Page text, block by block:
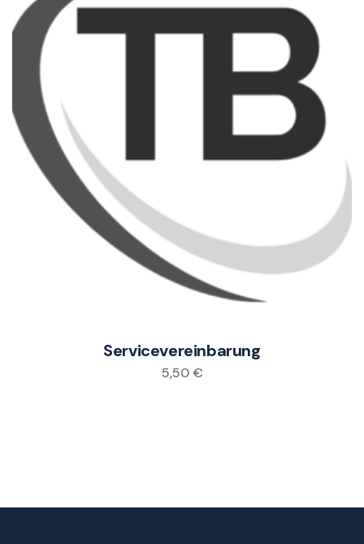
Servicevereinbarung
5,50€